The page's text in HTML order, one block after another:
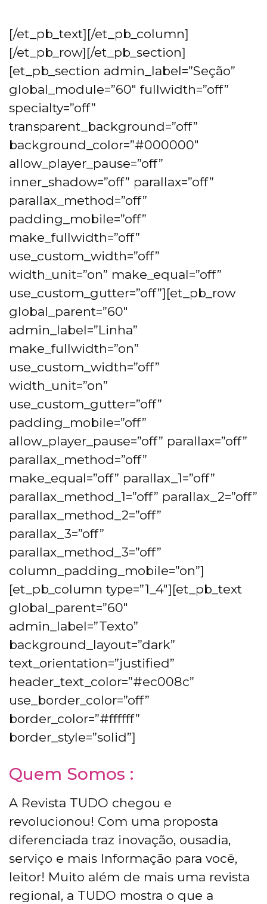
[/et_pb_text][/et_pb_column]
[/et_pb_row][/et_pb_section]
[et_pb_section admin_label=”Seção”
global_module=”60″ fullwidth=”off”
specialty=”off”
transparent_background=”off”
background_color=”#000000″
allow_player_pause=”off”
inner_shadow=”off” parallax=”off”
parallax_method=”off”
padding_mobile=”off”
make_fullwidth=”off”
use_custom_width=”off”
width_unit=”on” make_equal=”off”
use_custom_gutter=”off”][et_pb_row
global_parent=”60″
admin_label=”Linha”
make_fullwidth=”on”
use_custom_width=”off”
width_unit=”on”
use_custom_gutter=”off”
padding_mobile=”off”
allow_player_pause=”off” parallax=”off”
parallax_method=”off”
make_equal=”off” parallax_1=”off”
parallax_method_1=”off” parallax_2=”off”
parallax_method_2=”off”
parallax_3=”off”
parallax_method_3=”off”
column_padding_mobile=”on”]
[et_pb_column type=”1_4″][et_pb_text
global_parent=”60″
admin_label=”Texto”
background_layout=”dark”
text_orientation=”justified”
header_text_color=”#ec008c”
use_border_color=”off”
border_color=”#ffffff”
border_style=”solid”]
Quem Somos :
A Revista TUDO chegou e
revolucionou! Com uma proposta
diferenciada traz inovação, ousadia,
serviço e mais Informação para você,
leitor! Muito além de mais uma revista
regional, a TUDO mostra o que a